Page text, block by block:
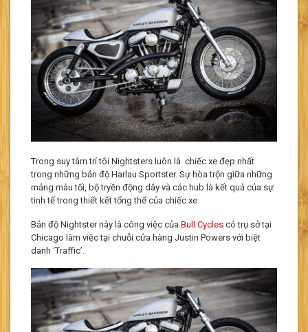
Trong suy tâm trí tôi Nightsters luôn là chiếc xe đẹp nhất
trong những bản độ Harlau Sportster. Sự hòa trộn giữa những
mảng màu tối, bộ tryền động dây và các hub là kết quả của sự
tinh tế trong thiết kết tổng thể của chiếc xe.
Bản độ Nightster này là công việc của Bull Cycles có trụ sở tại
Chicago làm việc tại chuỗi cửa hàng Justin Powers với biệt
danh ‘Traffic’.